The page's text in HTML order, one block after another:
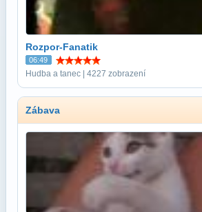
Rozpor-Fanatik
06:49
Hudba a tanec | 4227 zobrazení
Zábava